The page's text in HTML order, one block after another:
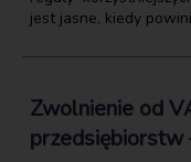
jest jasne, kiedy
Zwolnienie od
przedsiębiorstw